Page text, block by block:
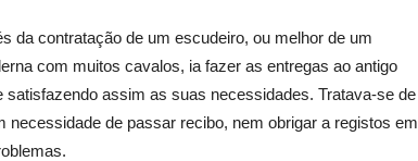
da contratação de um escudeiro, ou melhor de um
com muitos cavalos, ia fazer as entregas ao antigo
assim as suas necessidades. Tratava-se de
de passar recibo, nem obrigar a registos em